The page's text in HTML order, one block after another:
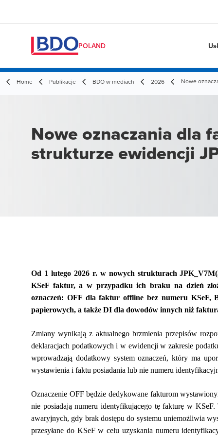
POLAND
Home Publikacje BDO w mediach 2026 Nowe
Nowe oznaczania dla
strukturze ewidencji
Od 1 lutego 2026 r. w nowych strukturach
KSeF faktur, a w przypadku ich braku na dzień
oznaczeń: OFF dla faktur offline bez numeru
papierowych, a także DI dla dowodów innych niż
Zmiany wynikają z aktualnego brzmienia przepisów
deklaracjach podatkowych i w ewidencji w zakresie
wprowadzają dodatkowy system oznaczeń, który ma
wystawienia i faktu posiadania lub nie numeru
Oznaczenie OFF będzie dedykowane fakturom
nie posiadają numeru identyfikującego tę fakturę w
awaryjnych, gdy brak dostępu do systemu uniemożliwia
przesyłane do KSeF w celu uzyskania numeru